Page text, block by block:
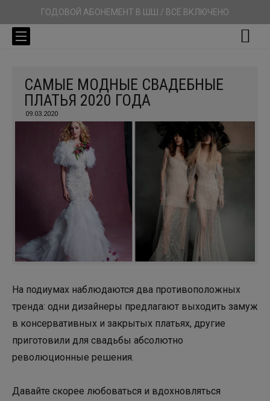
ГОДОВОЙ АБОНЕМЕНТ В ШШ / ВСЁ ВКЛЮЧЕНО
САМЫЕ МОДНЫЕ СВАДЕБНЫЕ
ПЛАТЬЯ 2020 ГОДА
09.03.2020
На подиумах наблюдаются два противоположных
тренда: одни дизайнеры предлагают выходить замуж
в консервативных и закрытых платьях, другие
приготовили для свадьбы абсолютно
революционные решения.
Давайте скорее любоваться и вдохновляться